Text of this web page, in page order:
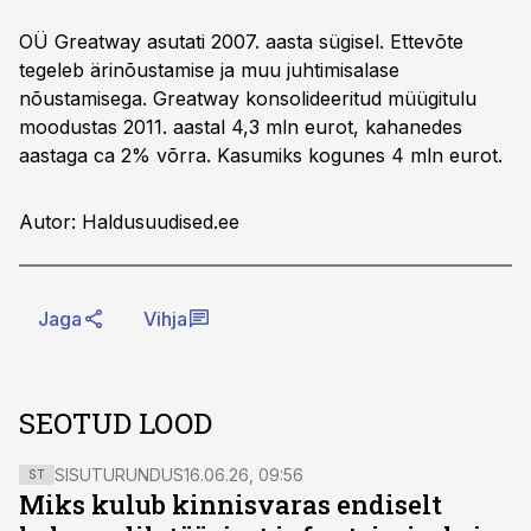
OÜ Greatway asutati 2007. aasta sügisel. Ettevõte
tegeleb ärinõustamise ja muu juhtimisalase
nõustamisega. Greatway konsolideeritud müügitulu
moodustas 2011. aastal 4,3 mln eurot, kahanedes
aastaga ca 2% võrra. Kasumiks kogunes 4 mln eurot.
Autor: Haldusuudised.ee
Jaga Vihja
SEOTUD LOOD
ST SISUTURUNDUS16.06.26, 09:56
Miks kulub kinnisvaras endiselt